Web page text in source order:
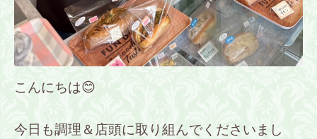
こんにちは😊
今日も調理＆店頭に取り組んでくださいまし